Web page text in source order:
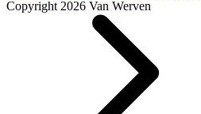
Copyright 2026 Van Werven